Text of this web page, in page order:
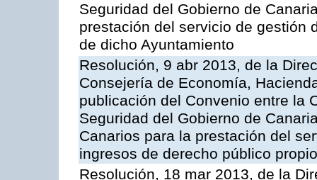
Seguridad del Gobierno de
prestación del servicio de gestión
de dicho Ayuntamiento
Resolución, 9 abr 2013, de la
Consejería de Economía,
publicación del Convenio entre la
Seguridad del Gobierno de
Canarios para la prestación del
ingresos de derecho público
Resolución, 18 mar 2013, de la